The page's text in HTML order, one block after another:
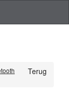
Terug